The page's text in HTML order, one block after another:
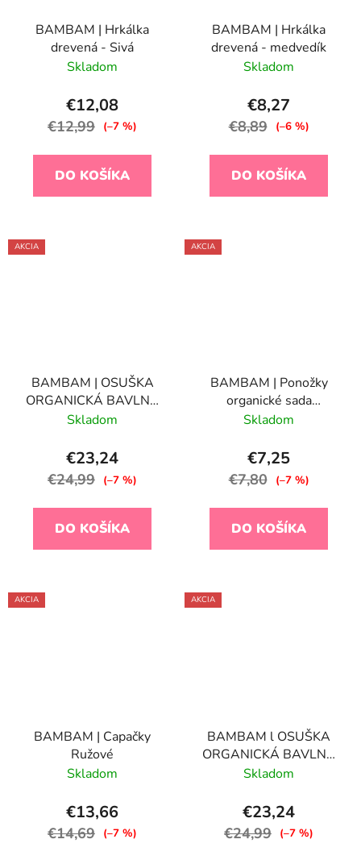
BAMBAM | Hrkálka
drevená - Sivá
Skladom
€12,08
€12,99 (–7 %)
DO KOŠÍKA
BAMBAM | Hrkálka
drevená - medvedík
Skladom
€8,27
€8,89 (–6 %)
DO KOŠÍKA
AKCIA
BAMBAM | OSUŠKA
ORGANICKÁ BAVLNA
73 x 76 cm - ružová
Skladom
€23,24
€24,99 (–7 %)
DO KOŠÍKA
AKCIA
BAMBAM | Ponožky
organické sada
sivá/puntíky
Skladom
€7,25
€7,80 (–7 %)
DO KOŠÍKA
AKCIA
BAMBAM | Capačky
Ružové
Skladom
€13,66
€14,69 (–7 %)
AKCIA
BAMBAM l OSUŠKA
ORGANICKÁ BAVLNA
100x100 - sivá
Skladom
€23,24
€24,99 (–7 %)